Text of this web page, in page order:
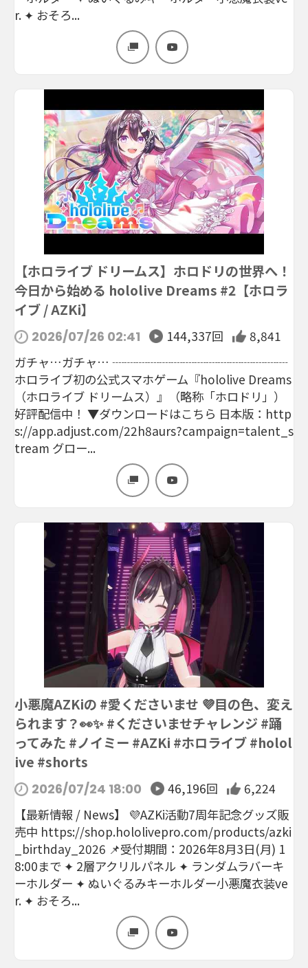
r. ✦ おそろ...
【ホロライブ ドリームス】ホロドリの世界へ！
今日から始める hololive Dreams #2【ホロラ
イブ / AZKi】
2026/07/26 02:41 144,337回
8,841
ガチャ…ガチャ… ┈┈┈┈┈┈┈┈┈┈┈┈┈┈┈
ホロライブ初の公式スマホゲーム『hololive Dreams
（ホロライブ ドリームス）』（略称「ホロドリ」）
好評配信中！ ▼ダウンロードはこちら 日本版：http
s://app.adjust.com/22h8aurs?campaign=talent_s
tream グロー...
小悪魔AZKiの #愛くださいませ 💜目の色、変え
られます？👀✨ #くださいませチャレンジ #踊
ってみた #ノイミー #AZKi #ホロライブ #holol
ive #shorts
2026/07/24 18:00 46,196回
6,224
【最新情報 / News】 💜AZKi活動7周年記念グッズ販
売中 https://shop.hololivepro.com/products/azki
_birthday_2026 📌受付期間：2026年8月3日(月) 1
8:00まで ✦ 2層アクリルパネル ✦ ランダムラバーキ
ーホルダー ✦ ぬいぐるみキーホルダー小悪魔衣装ve
r. ✦ おそろ...